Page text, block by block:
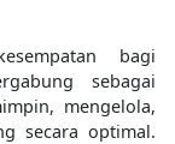
bagi
sebagai
mengelola,
secara optimal.